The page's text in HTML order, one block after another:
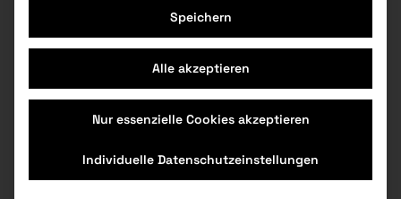
MINT-Berufe
„Roboter im Nachbarschaftstreff
bauen“, Artiekl vom 01.10.25
01.10.2025|bbb-MINT-Werkstatt, Katrin Haltermann,
MINTinside, Nachbarschaftstreff Nord
Hennigsdorf, Roboterset
Speichern
Alle akzeptieren
Nur essenzielle Cookies akzeptieren
Individuelle Datenschutzeinstellungen